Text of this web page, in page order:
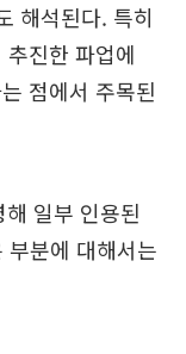
해석된다. 특히
진한 파업에
점에서 주목된
일부 인용된
부분에 대해서는